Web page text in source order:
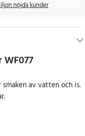
nöjda kunder
av vatten och is.